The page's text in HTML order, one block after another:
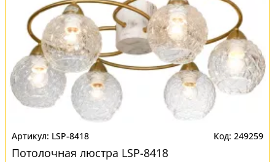
LSP-8418 249259
Потолочная люстра LSP-8418